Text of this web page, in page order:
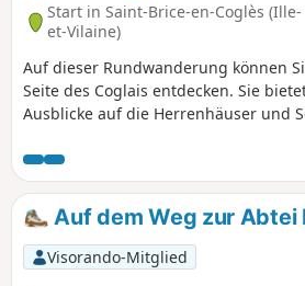
Start in Saint-Brice-en-Coglès (Ille-
et-Vilaine)
Auf dieser Rundwanderung können
Seite des Coglais entdecken. Sie
Ausblicke auf die Herrenhäuser und
Seigneurie de Saint-Brice im
außergewöhnliche Bedeutung in der
hatte. Später, im Jahr 1794, begann
der Chouannerie, ebenso wie der
Auf dem Weg zur Abtei
Visorando-Mitglied